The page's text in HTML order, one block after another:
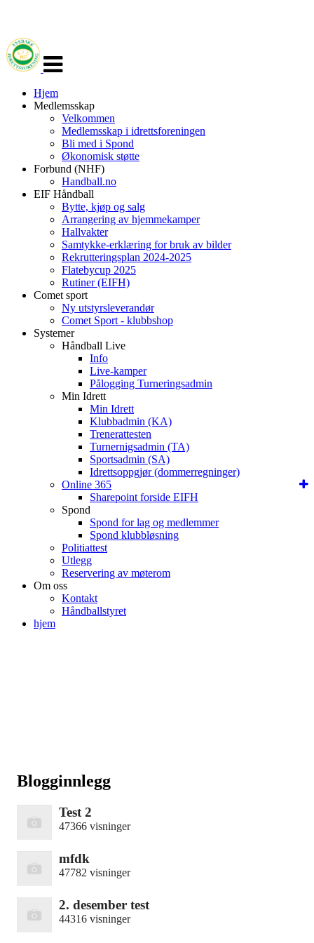
navigasjon
Hjem
Medlemsskap
Velkommen
Medlemsskap i idrettsforeningen
Bli med i Spond
Økonomisk støtte
Forbund (NHF)
Handball.no
EIF Håndball
Bytte, kjøp og salg
Arrangering av hjemmekamper
Hallvakter
Samtykke-erklæring for bruk av bilder
Rekrutteringsplan 2024-2025
Flatebycup 2025
Rutiner (EIFH)
Comet sport
Ny utstyrsleverandør
Comet Sport - klubbshop
Systemer
Håndball Live
Info
Live-kamper
Pålogging Turneringsadmin
Min Idrett
Min Idrett
Klubbadmin (KA)
Trenerattesten
Turnernigsadmin (TA)
Sportsadmin (SA)
Idrettsoppgjør (dommerregninger)
Online 365
Sharepoint forside EIFH
Spond
Spond for lag og medlemmer
Spond klubbløsning
Politiattest
Utlegg
Reservering av møterom
Om oss
Kontakt
Håndballstyret
hjem
Blogginnlegg
Test 2
47366 visninger
mfdk
47782 visninger
2. desember test
44316 visninger